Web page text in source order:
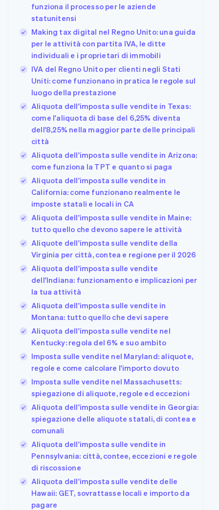
funziona il processo per le aziende
statunitensi
Making tax digital nel Regno Unito: una guida
per le attività con partita IVA, le ditte
individuali e i proprietari di immobili
IVA del Regno Unito per clienti negli Stati
Uniti: come funzionano in pratica le regole sul
luogo della prestazione
Aliquota dell'imposta sulle vendite in Texas:
come l'aliquota di base del 6,25% diventa
dell'8,25% nella maggior parte delle principali
città
Aliquota dell'imposta sulle vendite in Arizona:
come funziona la TPT e quanto si paga
Aliquota dell'imposta sulle vendite in
California: come funzionano realmente le
imposte statali e locali in CA
Aliquota dell'imposta sulle vendite in Maine:
tutto quello che devono sapere le attività
Aliquote dell'imposta sulle vendite della
Virginia per città, contea e regione per il 2026
Aliquota dell'imposta sulle vendite
dell'Indiana: funzionamento e implicazioni per
la tua attività
Aliquota dell'imposta sulle vendite in
Montana: tutto quello che devi sapere
Aliquota dell'imposta sulle vendite nel
Kentucky: regola del 6% e suo ambito
Imposta sulle vendite nel Maryland: aliquote,
regole e come calcolare l'importo dovuto
Imposta sulle vendite nel Massachusetts:
spiegazione di aliquote, regole ed eccezioni
Aliquota dell'imposta sulle vendite in Georgia:
spiegazione delle aliquote statali, di contea e
comunali
Aliquota dell'imposta sulle vendite in
Pennsylvania: città, contee, eccezioni e regole
di riscossione
Aliquota dell'imposta sulle vendite delle
Hawaii: GET, sovrattasse locali e importo da
pagare